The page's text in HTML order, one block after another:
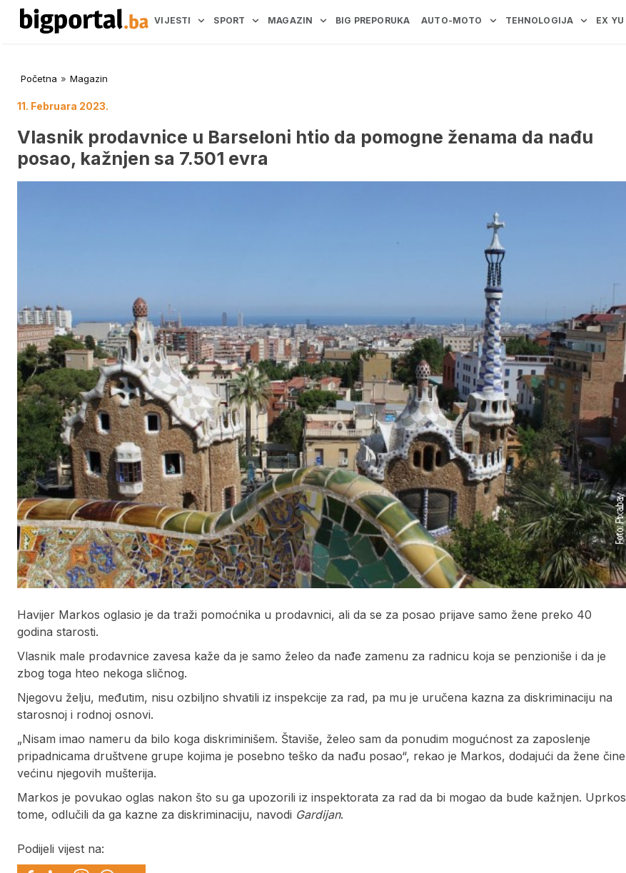
VIJESTI SPORT MAGAZIN BIG PREPORUKA AUTO-MOTO TEHNOLOGIJA EX YU
Početna » Magazin
11. Februara 2023.
Vlasnik prodavnice u Barseloni htio da pomogne ženama da nađu
posao, kažnjen sa 7.501 evra
Havijer Markos oglasio je da traži pomoćnika u prodavnici, ali da se za posao prijave samo žene preko 40
godina starosti.
Vlasnik male prodavnice zavesa kaže da je samo želeo da nađe zamenu za radnicu koja se penzioniše i da je
zbog toga hteo nekoga sličnog.
Njegovu želju, međutim, nisu ozbiljno shvatili iz inspekcije za rad, pa mu je uručena kazna za diskriminaciju na
starosnoj i rodnoj osnovi.
„Nisam imao nameru da bilo koga diskriminišem. Štaviše, želeo sam da ponudim mogućnost za zaposlenje
pripadnicama društvene grupe kojima je posebno teško da nađu posao“, rekao je Markos, dodajući da žene čine
većinu njegovih mušterija.
Markos je povukao oglas nakon što su ga upozorili iz inspektorata za rad da bi mogao da bude kažnjen. Uprkos
tome, odlučili da ga kazne za diskriminaciju, navodi Gardijan.
Podijeli vijest na: